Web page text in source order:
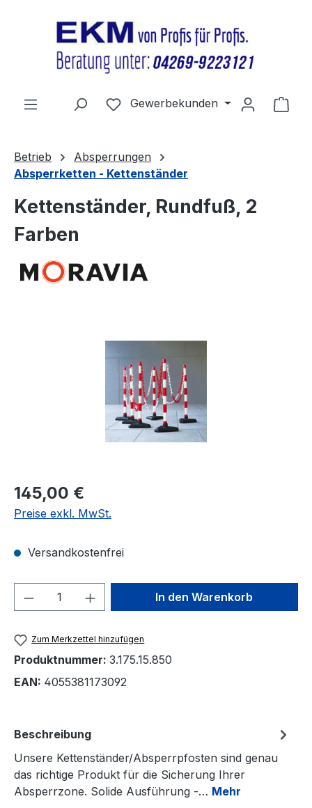
Du hast 0 Produkte auf dem
Gewerbekunden
Betrieb
Absperrungen
Absperrketten - Kettenständer
Kettenständer, Rundfuß, 2
Farben
Regulärer Preis:
145,00 €
Preise exkl. MwSt.
Versandkostenfrei
Produkt Anzahl: Gib denIn den Warenkorb
Zum Merkzettel hinzufügen
Produktnummer: 3.175.15.850
EAN: 4055381173092
Beschreibung
Unsere Kettenständer/Absperrpfosten sind genau
das richtige Produkt für die Sicherung Ihrer
Absperrzone. Solide Ausführung -… Mehr